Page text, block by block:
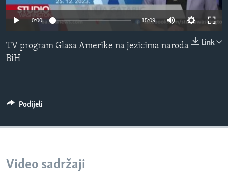
MAGAZIN
Learning English
Jezici
0:00 15:09
Link
TV program Glasa Amerike na jezicima naroda
BiH
Podijeli
Video sadržaji